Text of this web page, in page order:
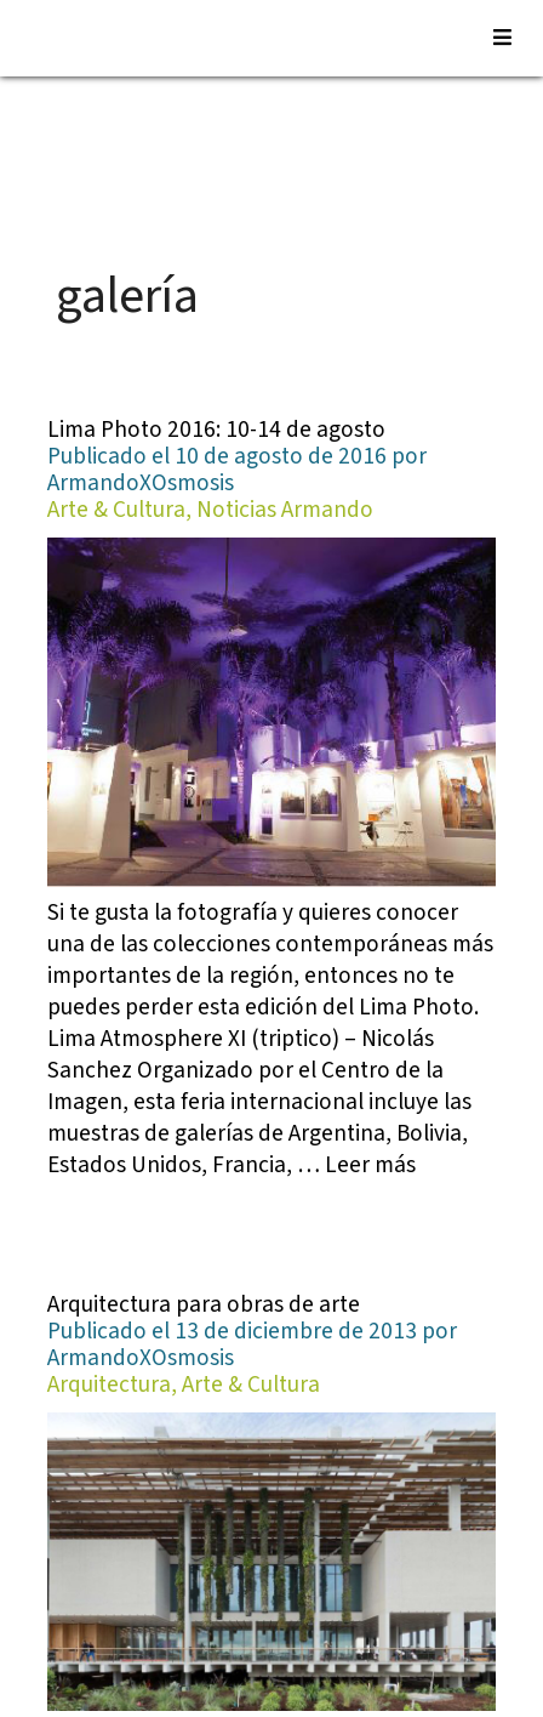
Saltar
galería
Lima Photo 2016: 10-14 de agosto
Publicado el 10 de agosto de 2016 por
ArmandoXOsmosis
Arte & Cultura, Noticias Armando
Si te gusta la fotografía y quieres conocer
una de las colecciones contemporáneas más
importantes de la región, entonces no te
puedes perder esta edición del Lima Photo.
Lima Atmosphere XI (triptico) – Nicolás
Sanchez Organizado por el Centro de la
Imagen, esta feria internacional incluye las
muestras de galerías de Argentina, Bolivia,
Estados Unidos, Francia, … Leer más
Arquitectura para obras de arte
Publicado el 13 de diciembre de 2013 por
ArmandoXOsmosis
Arquitectura, Arte & Cultura